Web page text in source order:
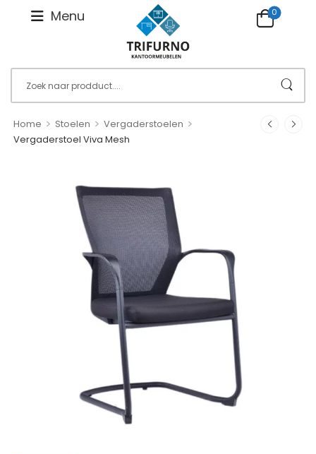
Menu 0
Home > Stoelen > Vergaderstoelen >
Vergaderstoel Viva Mesh